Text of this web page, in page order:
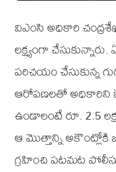
విఎంసి అధికారి
లక్ష్యంగా
పరిచయం చేసుకున్న
ఆరోపణలతో అధికారిని
ఉండాలంటే రూ. 2.5
ఆ మొత్తాన్ని
గ్రహించి పటమట